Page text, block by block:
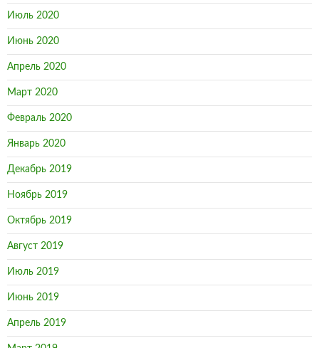
Июль 2020
Июнь 2020
Апрель 2020
Март 2020
Февраль 2020
Январь 2020
Декабрь 2019
Ноябрь 2019
Октябрь 2019
Август 2019
Июль 2019
Июнь 2019
Апрель 2019